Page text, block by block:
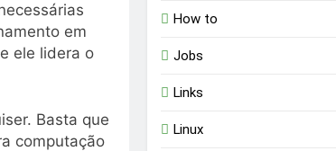
em
ele lidera o
Basta que
computação
How to
Jobs
Links
Linux